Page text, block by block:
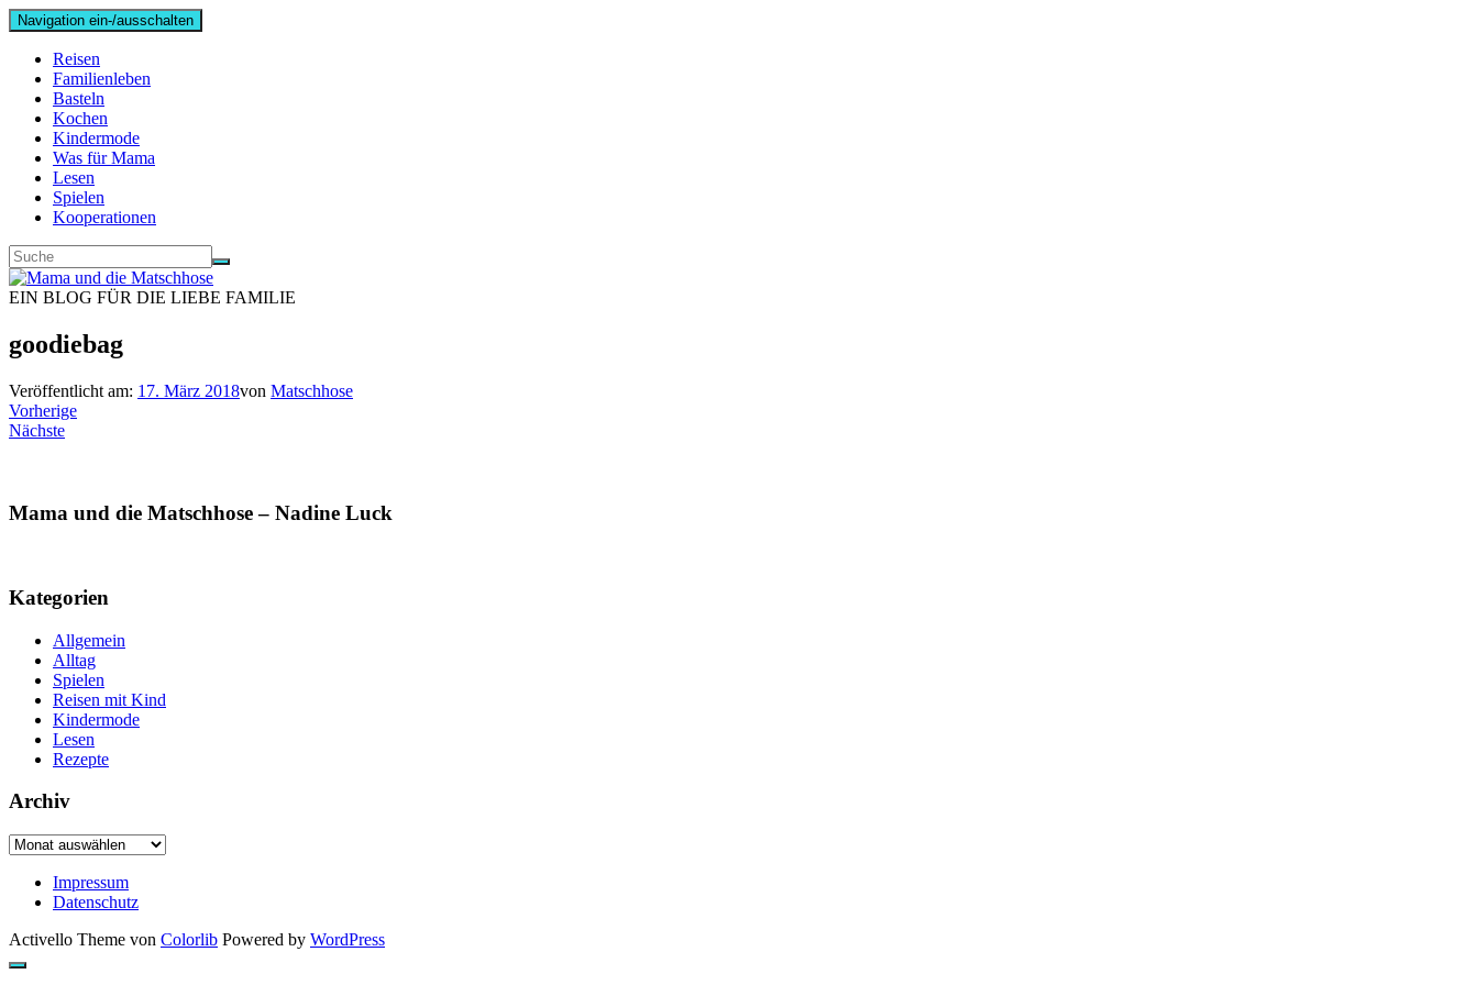
Navigation ein-/ausschalten
Reisen
Familienleben
Basteln
Kochen
Kindermode
Was für Mama
Lesen
Spielen
Kooperationen
EIN BLOG FÜR DIE LIEBE FAMILIE
goodiebag
Veröffentlicht am: 17. März 2018von Matschhose
Vorherige
Nächste
Mama und die Matschhose – Nadine Luck
Kategorien
Allgemein
Alltag
Spielen
Reisen mit Kind
Kindermode
Lesen
Rezepte
Archiv
Archiv
Impressum
Datenschutz
Activello Theme von Colorlib Powered by WordPress